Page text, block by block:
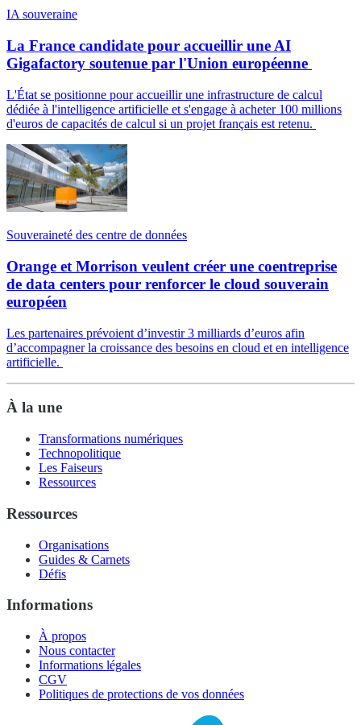
IA souveraine
La France candidate pour accueillir une AI
Gigafactory soutenue par l'Union européenne
L'État se positionne pour accueillir une infrastructure de calcul
dédiée à l'intelligence artificielle et s'engage à acheter 100 millions
d'euros de capacités de calcul si un projet français est retenu.
Souveraineté des centre de données
Orange et Morrison veulent créer une coentreprise
de data centers pour renforcer le cloud souverain
européen
Les partenaires prévoient d’investir 3 milliards d’euros afin
d’accompagner la croissance des besoins en cloud et en intelligence
artificielle.
À la une
Transformations numériques
Technopolitique
Les Faiseurs
Ressources
Ressources
Organisations
Guides & Carnets
Défis
Informations
À propos
Nous contacter
Informations légales
CGV
Politiques de protections de vos données